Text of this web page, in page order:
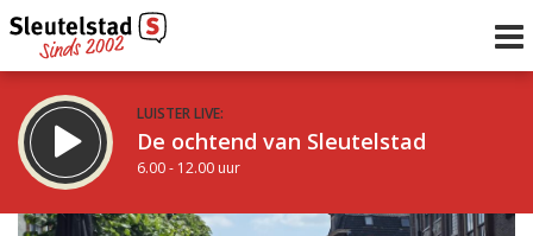
LUISTER LIVE:
De ochtend van Sleutelstad
6.00 - 12.00 uur
STRAKS: